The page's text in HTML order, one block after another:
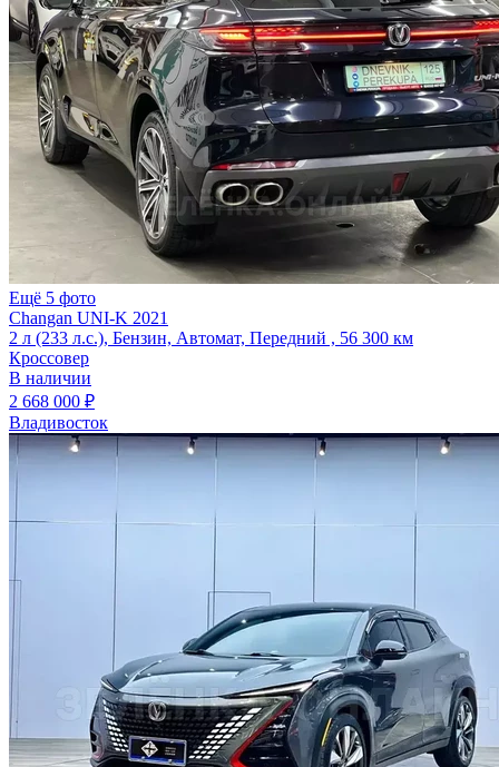
Ещё 5 фото
Changan UNI-K 2021
2 л (233 л.с.), Бензин, Автомат, Передний , 56 300 км
Кроссовер
В наличии
2 668 000 ₽
Владивосток